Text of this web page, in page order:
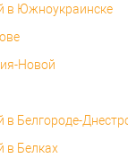
в Южноукраинске
Новой
в Белгороде-
в Белках